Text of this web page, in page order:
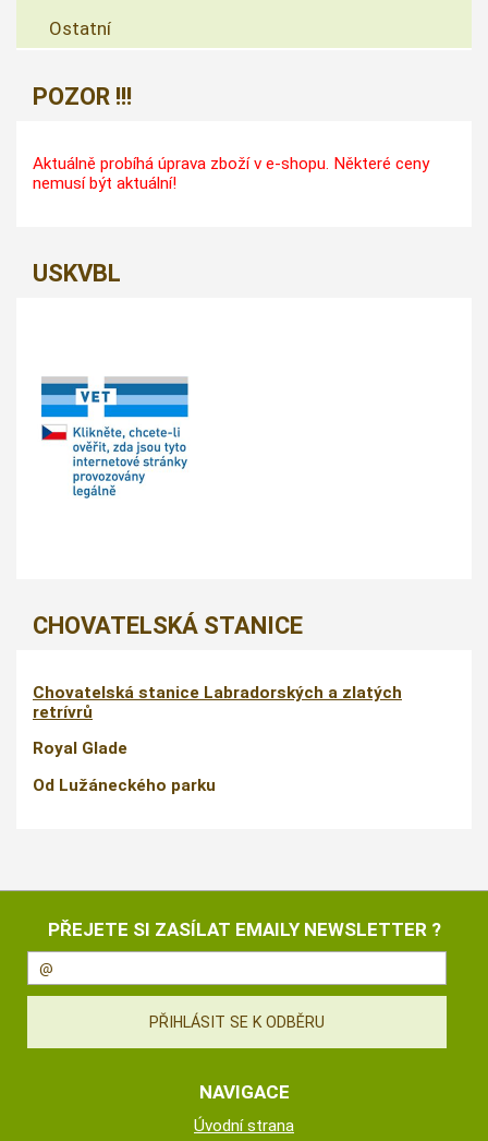
Ostatní
POZOR !!!
Aktuálně probíhá úprava zboží v e-shopu. Některé ceny
nemusí být aktuální!
USKVBL
CHOVATELSKÁ STANICE
Chovatelská stanice Labradorských a zlatých
retrívrů
Royal Glade
Od Lužáneckého parku
PŘEJETE SI ZASÍLAT EMAILY NEWSLETTER ?
NAVIGACE
Úvodní strana